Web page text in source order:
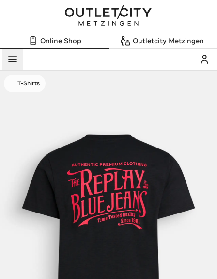
Online Shop Outletcity Metzingen
Menü
T-Shirts